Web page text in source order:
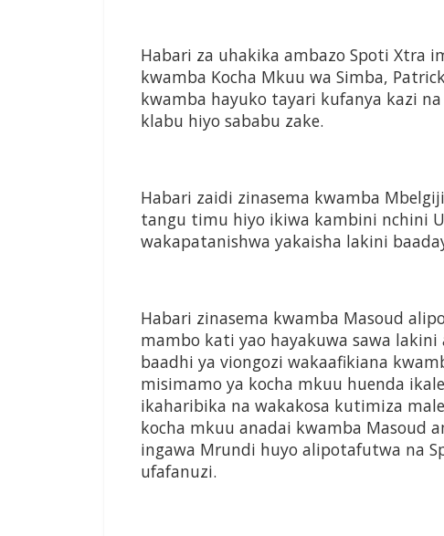
Habari za uhakika ambazo Spoti Xtra
kwamba Kocha Mkuu wa Simba,
kwamba hayuko tayari kufanya kazi
klabu hiyo sababu zake.
Habari zaidi zinasema kwamba
tangu timu hiyo ikiwa kambini nchini
wakapatanishwa yakaisha lakini
Habari zinasema kwamba Masoud
mambo kati yao hayakuwa sawa
baadhi ya viongozi wakaafikiana
misimamo ya kocha mkuu huenda
ikaharibika na wakakosa kutimiza
kocha mkuu anadai kwamba Masoud
ingawa Mrundi huyo alipotafutwa na
ufafanuzi.